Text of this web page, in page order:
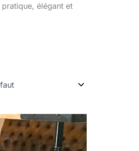
élégant et